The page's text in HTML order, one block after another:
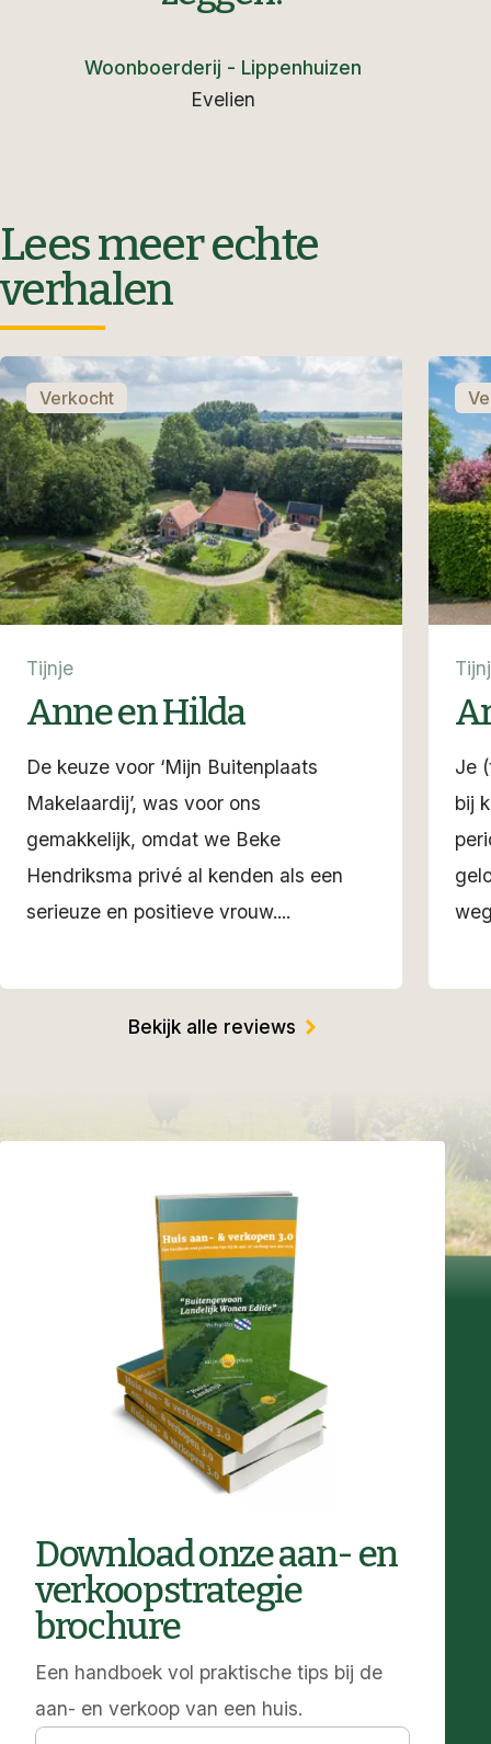
Woonboerderij - Lippenhuizen
Evelien
Lees meer echte
verhalen
Verkocht
Tijnje
Anne en Hilda
De keuze voor ‘Mijn Buitenplaats
Makelaardij’, was voor ons
gemakkelijk, omdat we Beke
Hendriksma privé al kenden als een
serieuze en positieve vrouw....
Je
bij
Bekijk alle reviews
Download onze aan- en
verkoopstrategie
brochure
Een handboek vol praktische tips bij de
aan- en verkoop van een huis.